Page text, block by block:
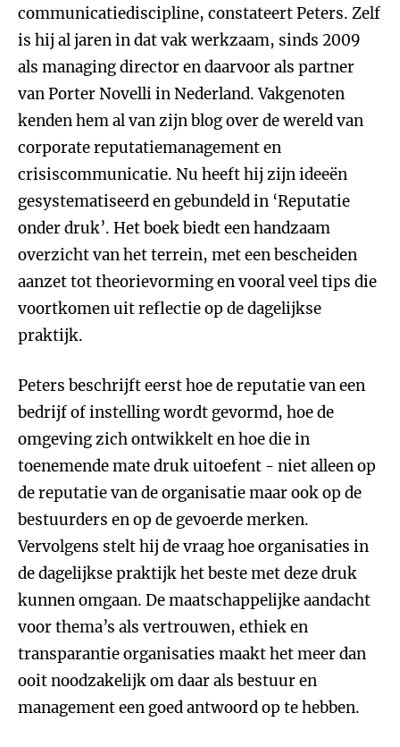
communicatiediscipline, constateert Peters. Zelf
is hij al jaren in dat vak werkzaam, sinds 2009
als managing director en daarvoor als partner
van Porter Novelli in Nederland. Vakgenoten
kenden hem al van zijn blog over de wereld van
corporate reputatiemanagement en
crisiscommunicatie. Nu heeft hij zijn ideeën
gesystematiseerd en gebundeld in ‘Reputatie
onder druk’. Het boek biedt een handzaam
overzicht van het terrein, met een bescheiden
aanzet tot theorievorming en vooral veel tips die
voortkomen uit reflectie op de dagelijkse
praktijk.
Peters beschrijft eerst hoe de reputatie van een
bedrijf of instelling wordt gevormd, hoe de
omgeving zich ontwikkelt en hoe die in
toenemende mate druk uitoefent - niet alleen op
de reputatie van de organisatie maar ook op de
bestuurders en op de gevoerde merken.
Vervolgens stelt hij de vraag hoe organisaties in
de dagelijkse praktijk het beste met deze druk
kunnen omgaan. De maatschappelijke aandacht
voor thema’s als vertrouwen, ethiek en
transparantie organisaties maakt het meer dan
ooit noodzakelijk om daar als bestuur en
management een goed antwoord op te hebben.